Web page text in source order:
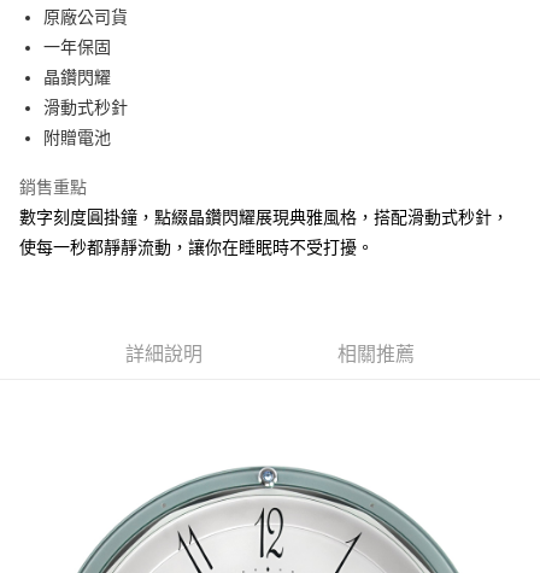
街口支付
悠遊付
Google Pay
ATM付款
宅配
原廠公司貨
一年保固
晶鑽閃耀
滑動式秒針
附贈電池
銷售重點
數字刻度圓掛鐘，點綴晶鑽閃耀展現典雅風格，搭配滑動式秒針，
使每一秒都靜靜流動，讓你在睡眠時不受打擾。
詳細說明 相關推薦